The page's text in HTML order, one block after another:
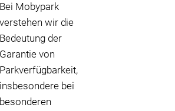
Bei Mobypark
verstehen wir die
Bedeutung der
Garantie von
Parkverfügbarkeit,
insbesondere bei
besonderen